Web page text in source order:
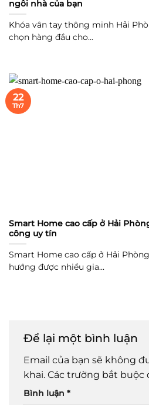
ngôi nhà của bạn
Khóa vân tay thông minh Hải
chọn hàng đầu cho...
Smart Home cao cấp ở Hải
công uy tín
Smart Home cao cấp ở Hải
hướng được nhiều gia...
22
Th7
Để lại một bình luận
Email của bạn sẽ không
khai. Các trường bắt buộc
Bình luận *